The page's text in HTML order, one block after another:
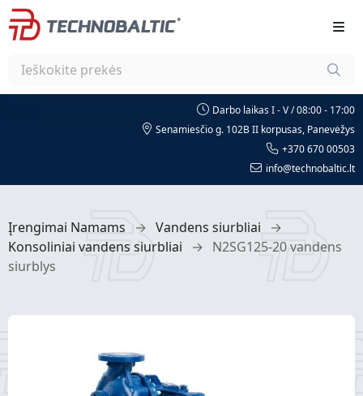
Darbo laikas I - V / 08:00 - 17:00
Senamiesčio g. 102B II korpusas, Panevėžys
+370 670 00503
info@technobaltic.lt
Įrengimai Namams → Vandens siurbliai
→
Konsoliniai vandens siurbliai
→ N2SG125-20 vandens
siurblys